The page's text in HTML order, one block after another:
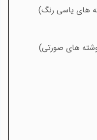
های یاسی رنگ)
های صورتی)